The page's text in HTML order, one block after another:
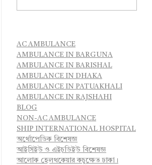
AC AMBULANCE
AMBULANCE IN BARGUNA
AMBULANCE IN BARISHAL
AMBULANCE IN DHAKA
AMBULANCE IN PATUAKHALI
AMBULANCE IN RAJSHAHI
BLOG
NON-AC AMBULANCE
SHIP INTERNATIONAL HOSPITAL
অর্থোপেডিক বিশেষজ্ঞ
আইসিইউ ও এইচডিইউ বিশেষজ্ঞ
আলোক হেলথকেয়ার কচুক্ষেত ঢাকা।